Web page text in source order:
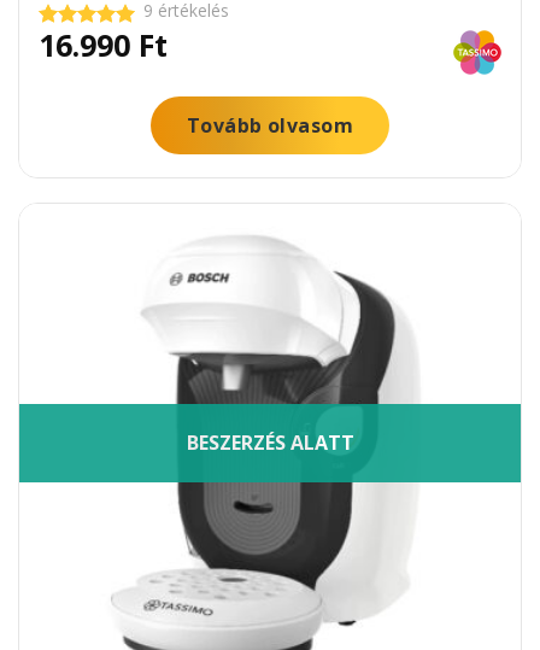
Értékelés:
5.00/ 5
9 értékelés
16.990 Ft
Tovább olvasom
BESZERZÉS ALATT